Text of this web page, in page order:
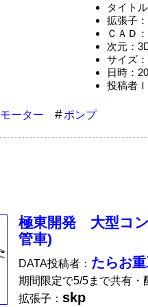
タイト
拡張子
ＣＡＤ
次元：
サイズ
日時：
投稿者Ｉ
モーター ポンプ
極東開発 大型コ
管車)
DATA投稿者： たらお
期間限定で5/5まで共有・
拡張子： skp